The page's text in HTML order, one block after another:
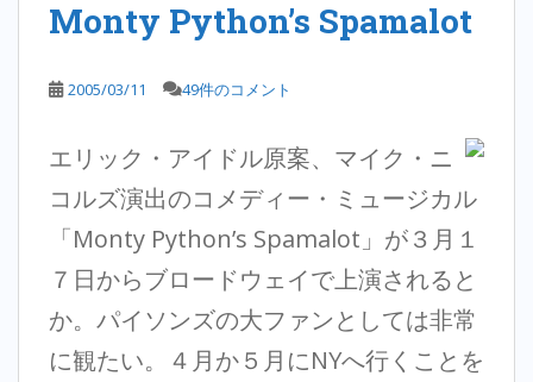
Monty Python’s Spamalot
2005/03/11 49件のコメント
エリック・アイドル原案、マイク・ニ
コルズ演出のコメディー・ミュージカル
「Monty Python’s Spamalot」が３月１
７日からブロードウェイで上演されると
か。パイソンズの大ファンとしては非常
に観たい。４月か５月にNYへ行くことを